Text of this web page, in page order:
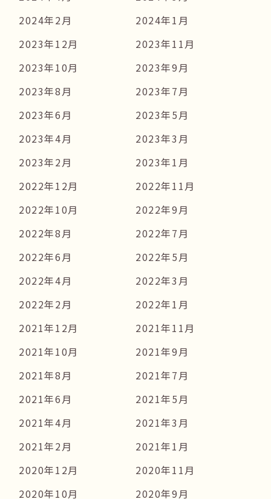
2024年2月
2024年1月
2023年12月
2023年11月
2023年10月
2023年9月
2023年8月
2023年7月
2023年6月
2023年5月
2023年4月
2023年3月
2023年2月
2023年1月
2022年12月
2022年11月
2022年10月
2022年9月
2022年8月
2022年7月
2022年6月
2022年5月
2022年4月
2022年3月
2022年2月
2022年1月
2021年12月
2021年11月
2021年10月
2021年9月
2021年8月
2021年7月
2021年6月
2021年5月
2021年4月
2021年3月
2021年2月
2021年1月
2020年12月
2020年11月
2020年10月
2020年9月